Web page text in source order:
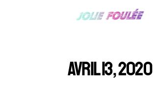
AVRIL 13, 2020